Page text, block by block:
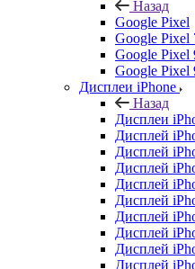
Назад
Google Pixel
Google Pixel
Google Pixel
Google Pixel
Дисплеи iPhone
Назад
Дисплеи
Дисплей
Дисплей
Дисплей
Дисплей
Дисплей
Дисплей
Дисплей
Дисплей
Дисплей